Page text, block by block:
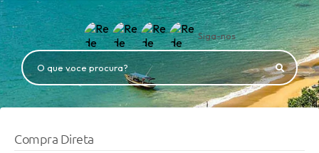
Siga-nos
O que voce procura?
Compra Direta